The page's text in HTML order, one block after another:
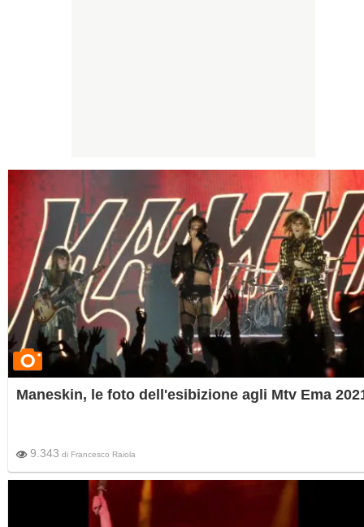
Maneskin, le foto dell'esibizione agli Mtv Ema
9.343 di Francesco Raiola